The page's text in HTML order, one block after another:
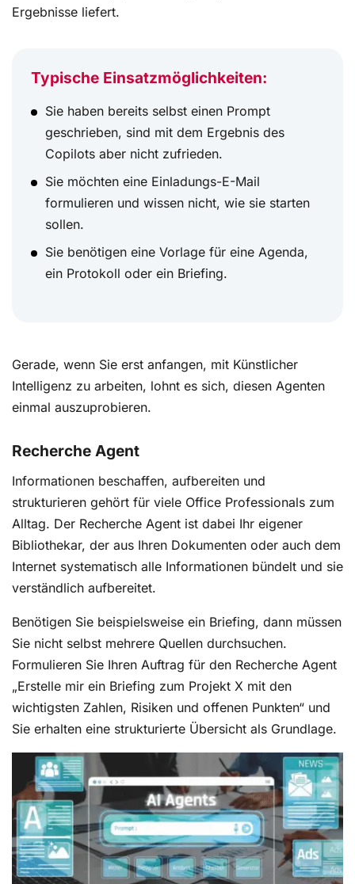
Ergebnisse liefert.
Typische Einsatzmöglichkeiten:
Sie haben bereits selbst einen Prompt
geschrieben, sind mit dem Ergebnis des
Copilots aber nicht zufrieden.
Sie möchten eine Einladungs-E-Mail
formulieren und wissen nicht, wie sie starten
sollen.
Sie benötigen eine Vorlage für eine Agenda,
ein Protokoll oder ein Briefing.
Gerade, wenn Sie erst anfangen, mit Künstlicher
Intelligenz zu arbeiten, lohnt es sich, diesen Agenten
einmal auszuprobieren.
Recherche Agent
Informationen beschaffen, aufbereiten und
strukturieren gehört für viele Office Professionals zum
Alltag. Der Recherche Agent ist dabei Ihr eigener
Bibliothekar, der aus Ihren Dokumenten oder auch dem
Internet systematisch alle Informationen bündelt und sie
verständlich aufbereitet.
Benötigen Sie beispielsweise ein Briefing, dann müssen
Sie nicht selbst mehrere Quellen durchsuchen.
Formulieren Sie Ihren Auftrag für den Recherche Agent
„Erstelle mir ein Briefing zum Projekt X mit den
wichtigsten Zahlen, Risiken und offenen Punkten“ und
Sie erhalten eine strukturierte Übersicht als Grundlage.